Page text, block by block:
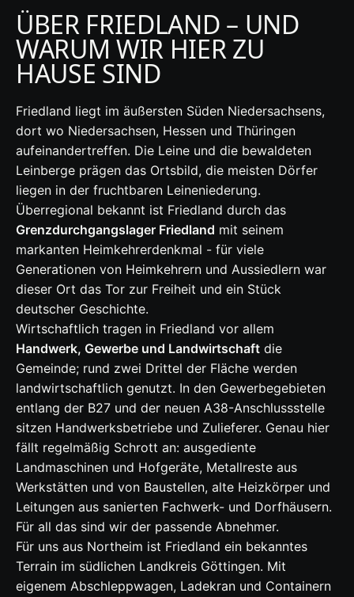
ÜBER FRIEDLAND – UND
WARUM WIR HIER ZU
HAUSE SIND
Friedland liegt im äußersten Süden Niedersachsens,
dort wo Niedersachsen, Hessen und Thüringen
aufeinandertreffen. Die Leine und die bewaldeten
Leinberge prägen das Ortsbild, die meisten Dörfer
liegen in der fruchtbaren Leineniederung.
Überregional bekannt ist Friedland durch das
Grenzdurchgangslager Friedland mit seinem
markanten Heimkehrerdenkmal - für viele
Generationen von Heimkehrern und Aussiedlern war
dieser Ort das Tor zur Freiheit und ein Stück
deutscher Geschichte.
Wirtschaftlich tragen in Friedland vor allem
Handwerk, Gewerbe und Landwirtschaft die
Gemeinde; rund zwei Drittel der Fläche werden
landwirtschaftlich genutzt. In den Gewerbegebieten
entlang der B27 und der neuen A38-Anschlussstelle
sitzen Handwerksbetriebe und Zulieferer. Genau hier
fällt regelmäßig Schrott an: ausgediente
Landmaschinen und Hofgeräte, Metallreste aus
Werkstätten und von Baustellen, alte Heizkörper und
Leitungen aus sanierten Fachwerk- und Dorfhäusern.
Für all das sind wir der passende Abnehmer.
Für uns aus Northeim ist Friedland ein bekanntes
Terrain im südlichen Landkreis Göttingen. Mit
eigenem Abschleppwagen, Ladekran und Containern